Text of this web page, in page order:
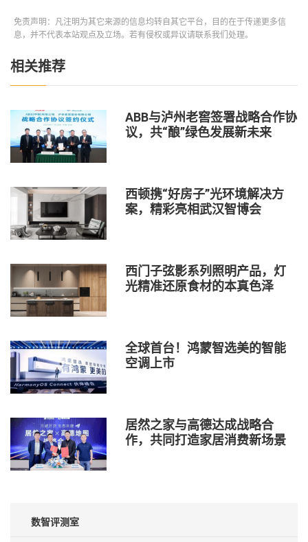
免责声明：凡注明为其它来源的信息均转自其它平台，目的在于传递更多信
息，并不代表本站观点及立场。若有侵权或异议请联系我们处理。
相关推荐
ABB与泸州老窖签署战略合作协
议，共“酿”绿色发展新未来
西顿携“好房子”光环境解决方
案，精彩亮相武汉智博会
西门子弦影系列照明产品，灯
光精准还原食材的本真色泽
全球首台！鸿蒙智选美的智能
空调上市
居然之家与高德达成战略合
作，共同打造家居消费新场景
数智评测室